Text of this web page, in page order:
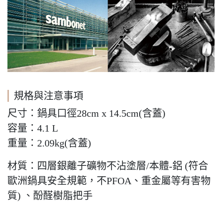
規格與注意事項
尺寸：鍋具口徑28cm x 14.5cm(含蓋)
容量：4.1 L
重量：2.09kg(含蓋)
材質：四層銀離子礦物不沾塗層/本體-鋁 (符合
歐洲鍋具安全規範，不PFOA、重金屬等有害物
質) 、酚醛樹脂把手